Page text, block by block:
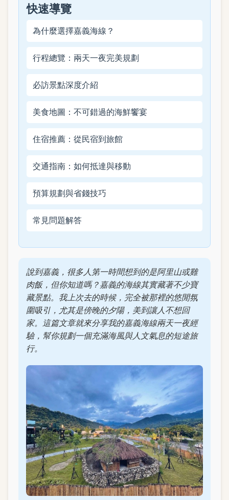
快速導覽
為什麼選擇嘉義海線？
行程總覽：兩天一夜完美規劃
必訪景點深度介紹
美食地圖：不可錯過的海鮮饗宴
住宿推薦：從民宿到旅館
交通指南：如何抵達與移動
預算規劃與省錢技巧
常見問題解答
說到嘉義，很多人第一時間想到的是阿里山或雞
肉飯，但你知道嗎？嘉義的海線其實藏著不少寶
藏景點。我上次去的時候，完全被那裡的悠閒氛
圍吸引，尤其是傍晚的夕陽，美到讓人不想回
家。這篇文章就來分享我的嘉義海線兩天一夜經
驗，幫你規劃一個充滿海風與人文氣息的短途旅
行。